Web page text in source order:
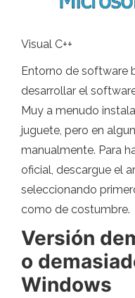
Visual C++
Entorno de software
desarrollar el
Muy a menudo
juguete, pero en
manualmente. Para
oficial, descargue el
seleccionando
como de costumbre.
Versión
o
Windows